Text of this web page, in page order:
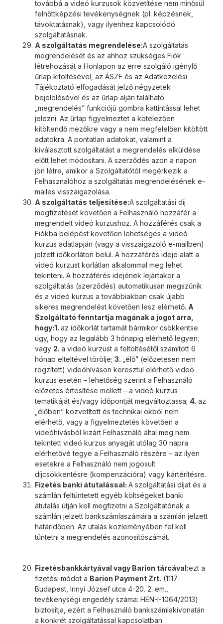
továbbá a videó kurzusok közvetítése nem minősül
felnőttképzési tevékenységnek (pl. képzésnek,
távoktatásnak), vagy ilyenhez kapcsolódó
szolgáltatásnak.
A szolgáltatás megrendelése:A szolgáltatás
megrendelését és az ahhoz szükséges Fiók
létrehozását a Honlapon az erre szolgáló igénylő
űrlap kitöltésével, az ÁSZF és az Adatkezelési
Tájékoztató elfogadását jelző négyzetek
bejelölésével és az űrlap alján található
„megrendelés” funkciójú gombra kattintással lehet
jelezni. Az űrlap figyelmeztet a kötelezően
kitöltendő mezőkre vagy a nem megfelelően kitöltött
adatokra. A pontatlan adatokat, valamint a
kiválasztott szolgáltatást a megrendelés elküldése
előtt lehet módosítani. A szerződés azon a napon
jön létre, amikor a Szolgáltatótól megérkezik a
Felhasználóhoz a szolgáltatás megrendelésének e-
mailes visszaigazolása.
A szolgáltatás teljesítése:A szolgáltatási díj
megfizetését követően a Felhasználó hozzáfér a
megrendelt videó kurzushoz. A hozzáférés csak a
Fiókba belépést követően lehetséges a videó
kurzus adatlapján (vagy a visszaigazoló e-mailben)
jelzett időkorláton belül. A hozzáférés ideje alatt a
videó kurzust korlátlan alkalommal meg lehet
tekinteni. A hozzáférés idejének lejártakor a
szolgáltatás (szerződés) automatikusan megszűnik
és a videó kurzus a továbbiakban csak újabb
sikeres megrendelést követően lesz elérhető. A
Szolgáltató fenntartja magának a jogot arra,
hogy:1. az időkorlát tartamát bármikor csökkentse
úgy, hogy az legalább 3 hónapig elérhető legyen;
vagy 2. a videó kurzust a feltöltésétől számított 6
hónap elteltével törölje; 3. „élő” (előzetesen nem
rögzített) videóhíváson keresztül elérhető videó
kurzus esetén – lehetőség szerint a Felhasználó
előzetes értesítése mellett – a videó kurzus
tematikáját és/vagy időpontját megváltoztassa; 4. az
„élőben” közvetített és technikai okból nem
elérhető, vagy a figyelmeztetés követően a
videóhívásból kizárt Felhasználó által meg nem
tekintett videó kurzus anyagát utólag 30 napra
elérhetővé tegye a Felhasználó részére – az ilyen
esetekre a Felhasználó nem jogosult
díjcsökkentésre (kompenzációra) vagy kártérítésre.
Fizetés banki átutalással: A szolgáltatási díjat és a
számlán feltüntetett egyéb költségeket banki
átutalás útján kell megfizetni a Szolgáltatónak a
számlán jelzett bankszámlaszámára a számlán jelzett
határidőben. Az utalás közleményében fel kell
tüntetni a megrendelés azonosítószámát.
Fizetésbankkártyával vagy Barion tárcával:ezt a
fizetési módot a Barion Payment Zrt. (1117
Budapest, Irinyi József utca 4-20. 2. em.,
tevékenységi engedély száma: HEN-I-1064/2013)
biztosítja, ezért a Felhasználó bankszámlakivonatán
a konkrét szolgáltatással kapcsolatban